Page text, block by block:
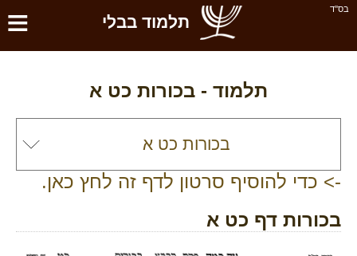
בס''ד ≡ תלמוד בבלי
תלמוד - בכורות כט א
-> כדי להוסיף סרטון לדף זה לחץ כאן.
בכורות דף כט א